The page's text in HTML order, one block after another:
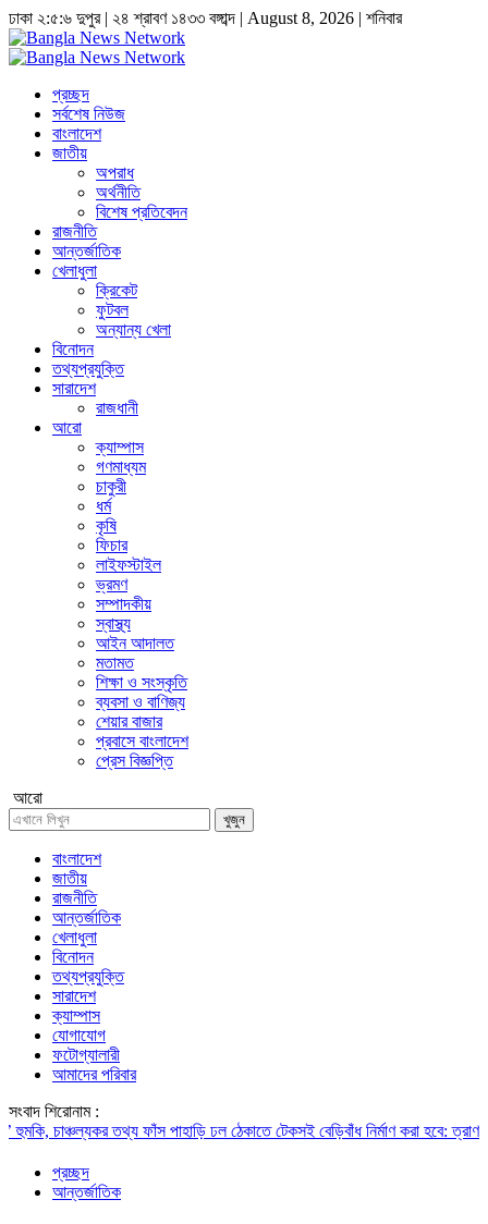
ঢাকা ২:৫:৭ দুপুর| ২৪ শ্রাবণ ১৪৩৩ বঙ্গাব্দ | August 8, 2026 | শনিবার
প্রচ্ছদ
সর্বশেষ নিউজ
বাংলাদেশ
জাতীয়
অপরাধ
অর্থনীতি
বিশেষ প্রতিবেদন
রাজনীতি
আন্তর্জাতিক
খেলাধুলা
ক্রিকেট
ফুটবল
অন্যান্য খেলা
বিনোদন
তথ্যপ্রযুক্তি
সারাদেশ
রাজধানী
আরো
ক্যাম্পাস
গণমাধ্যম
চাকুরী
ধর্ম
কৃষি
ফিচার
লাইফস্টাইল
ভ্রমণ
সম্পাদকীয়
স্বাস্থ্য
আইন আদালত
মতামত
শিক্ষা ও সংস্কৃতি
ব্যবসা ও বাণিজ্য
শেয়ার বাজার
প্রবাসে বাংলাদেশ
প্রেস বিজ্ঞপ্তি
আরো
খুজুন
বাংলাদেশ
জাতীয়
রাজনীতি
আন্তর্জাতিক
খেলাধুলা
বিনোদন
তথ্যপ্রযুক্তি
সারাদেশ
ক্যাম্পাস
যোগাযোগ
ফটোগ্যালারী
আমাদের পরিবার
সংবাদ শিরোনাম :
তথ্য ফাঁসপাহাড়ি ঢল ঠেকাতে টেকসই বেড়িবাঁধ নির্মাণ করা হবে: ত্রাণমন্ত্রী
প্রচ্ছদ
আন্তর্জাতিক